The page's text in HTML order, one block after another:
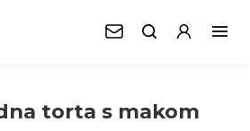
torta s makom